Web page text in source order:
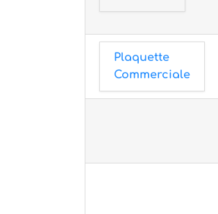
Plaquette
Commerciale